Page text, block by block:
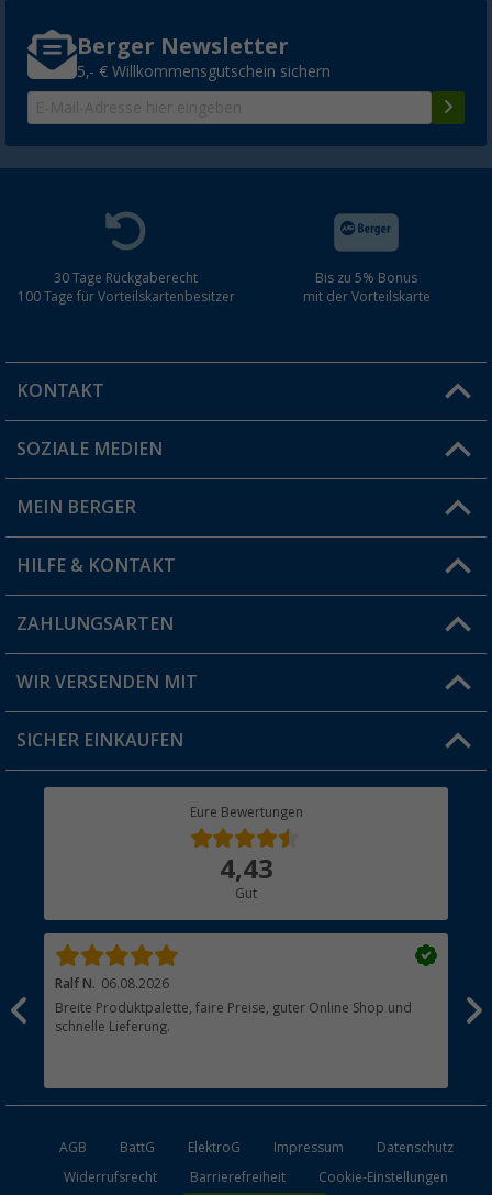
Berger Newsletter
5,- € Willkommensgutschein sichern
30 Tage Rückgaberecht
100 Tage für Vorteilskartenbesitzer
Bis zu 5% Bonus
mit der Vorteilskarte
KONTAKT
Du hast eine Frage?
Filiale finden
SOZIALE MEDIEN
MEIN BERGER
Vorteilskarte
Blog
Jobs & Karriere
HILFE & KONTAKT
FAQ & Kontakt
Versandinformationen
Rücksendung
ZAHLUNGSARTEN
WIR VERSENDEN MIT
SICHER EINKAUFEN
Eure Bewertungen
4,43
Gut
Ralf N. 06.08.2026
Breite Produktpalette, faire Preise, guter Online Shop und
schnelle Lieferung.
?
AGB BattG ElektroG Impressum
Datenschutz
Widerrufsrecht
Barrierefreiheit Cookie-Einstellungen